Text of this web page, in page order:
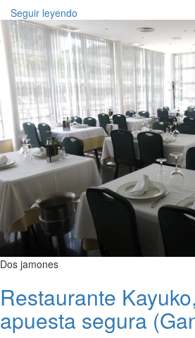
Seguir leyendo
Dos jamones
Restaurante
apuesta segura